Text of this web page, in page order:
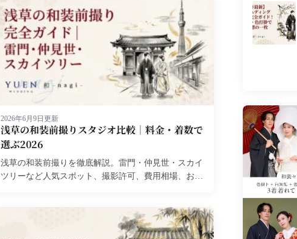
2026年6月9日更新
浅草の和装前撮りスタジオ比較｜料金・着数で
選ぶ2026
浅草の和装前撮りを徹底解説。雷門・仲見世・スカイ
ツリーなど人気スポット、撮影許可、費用相場、おす